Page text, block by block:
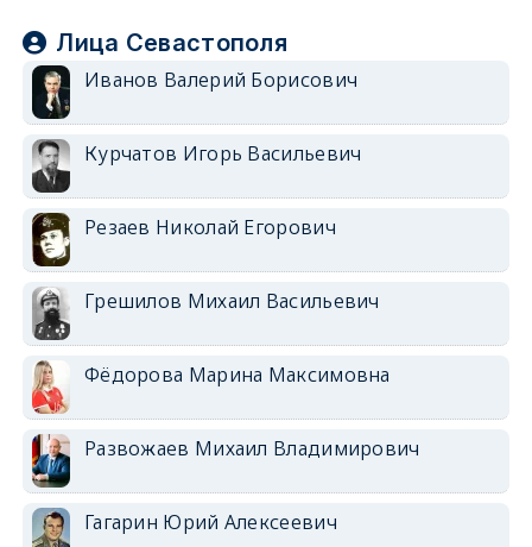
Лица Севастополя
Иванов Валерий Борисович
Курчатов Игорь Васильевич
Резаев Николай Егорович
Грешилов Михаил Васильевич
Фёдорова Марина Максимовна
Развожаев Михаил Владимирович
Гагарин Юрий Алексеевич